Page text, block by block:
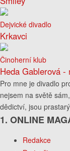
Dejvické divadlo
Krkavci
Činoherní klub
Heda Gablerová -
Pro mne je divadlo
nejsem na světě
dědictví, jsou
1. ONLINE
Redakce